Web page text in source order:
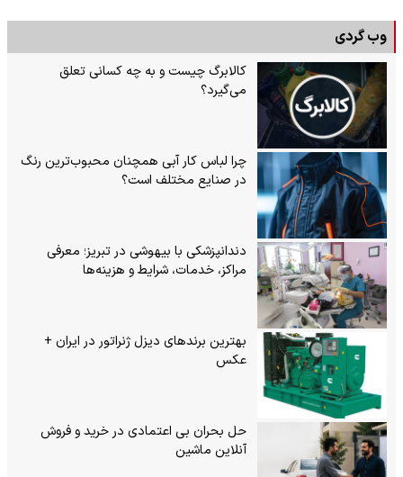
وب گردی
کالابرگ چیست و به چه کسانی تعلق
می‌گیرد؟
چرا لباس کار آبی همچنان محبوب‌ترین رنگ
در صنایع مختلف است؟
دندانپزشکی با بیهوشی در تبریز؛ معرفی
مراکز، خدمات، شرایط و هزینه‌ها
بهترین برندهای دیزل ژنراتور در ایران +
عکس
حل بحران بی‌ اعتمادی در خرید و فروش
آنلاین ماشین